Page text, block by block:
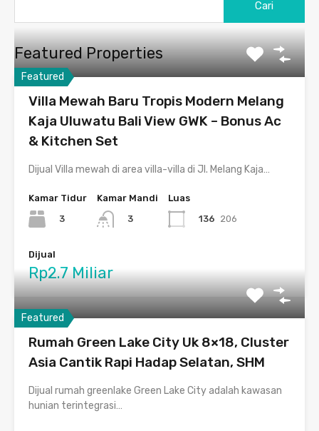
Featured Properties
Featured
Villa Mewah Baru Tropis Modern Melang
Kaja Uluwatu Bali View GWK – Bonus Ac
& Kitchen Set
Dijual Villa mewah di area villa-villa di Jl. Melang Kaja…
Kamar Tidur
3
Kamar Mandi
3
Luas
136 206
Dijual
Rp2.7 Miliar
Featured
Rumah Green Lake City Uk 8×18, Cluster
Asia Cantik Rapi Hadap Selatan, SHM
Dijual rumah greenlake Green Lake City adalah kawasan
hunian terintegrasi…